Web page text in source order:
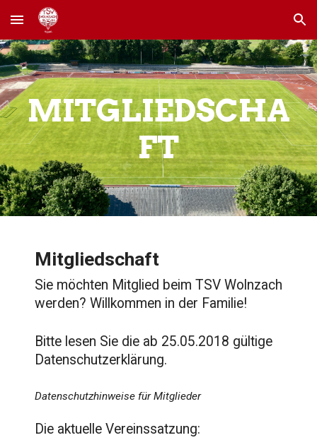
Skip to main content Skip to navigation
MITGLIEDSCHA
FT
Mitgliedschaft
Sie möchten Mitglied beim TSV Wolnzach
werden? Willkommen in der Familie!
Bitte lesen Sie die ab 25.05.2018 gültige
Datenschutzerklärung.
Datenschutzhinweise für Mitglieder
Die aktuelle Vereinssatzung: